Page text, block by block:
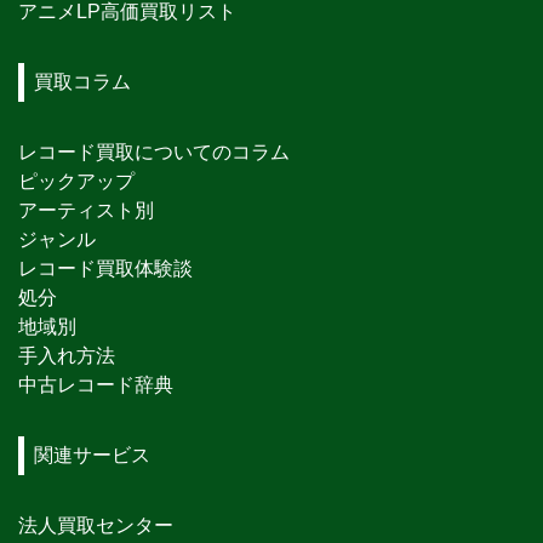
アニメLP高価買取リスト
買取コラム
レコード買取についてのコラム
ピックアップ
アーティスト別
ジャンル
レコード買取体験談
処分
地域別
手入れ方法
中古レコード辞典
関連サービス
法人買取センター